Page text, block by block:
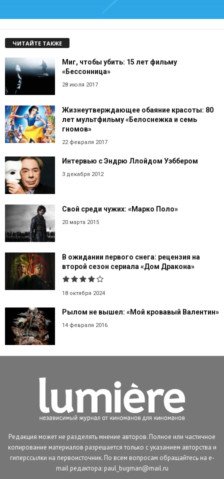
ЧИТАЙТЕ ТАКЖЕ
Миг, чтобы убить: 15 лет фильму
«Бессонница»
28 июля 2017
Жизнеутверждающее обаяние красоты: 80
лет мультфильму «Белоснежка и семь
гномов»
22 февраля 2017
Интервью с Эндрю Ллойдом Уэббером
3 декабря 2012
Свой среди чужих: «Марко Поло»
20 марта 2015
В ожидании первого снега: рецензия на
второй сезон сериала «Дом Дракона»
18 октября 2024
Рылом не вышел: «Мой кровавый Валентин»
14 февраля 2016
Редакция может не разделять мнение авторов. Полное или частичное
копирование материалов разрешается только с указанием авторства и
гиперссылки на первоисточник. По всем вопросам обращайтесь на e-
mail редактора: paul_bugman@mail.ru